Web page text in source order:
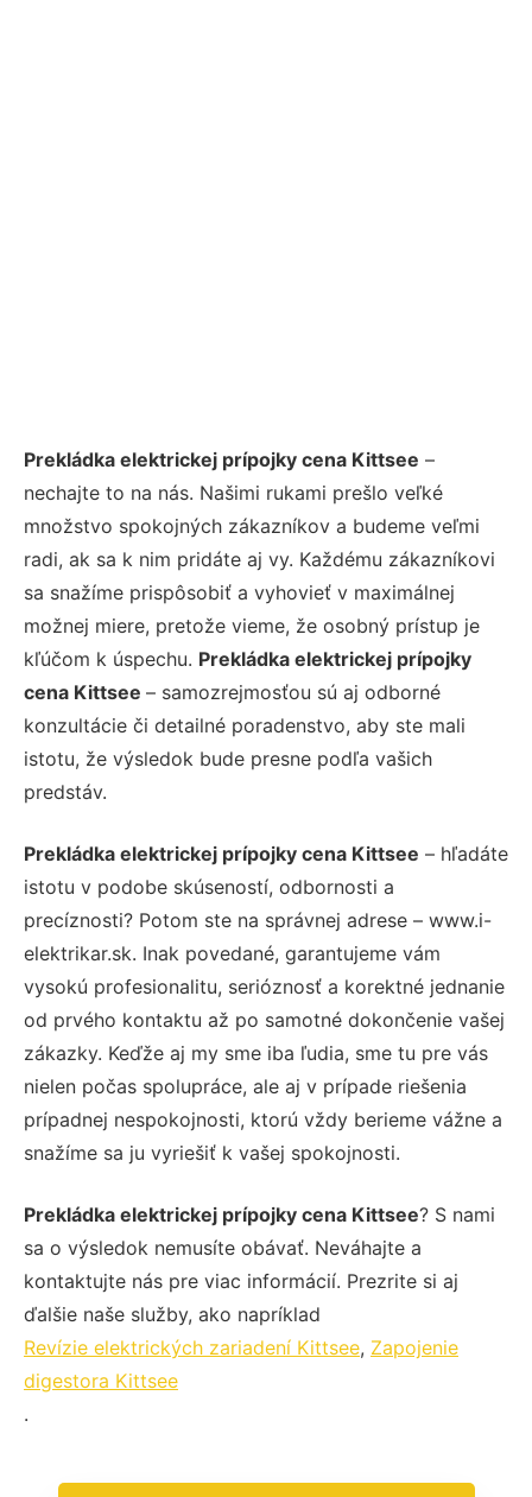
Prekládka elektrickej prípojky cena Kittsee –
nechajte to na nás. Našimi rukami prešlo veľké
množstvo spokojných zákazníkov a budeme veľmi
radi, ak sa k nim pridáte aj vy. Každému zákazníkovi
sa snažíme prispôsobiť a vyhovieť v maximálnej
možnej miere, pretože vieme, že osobný prístup je
kľúčom k úspechu. Prekládka elektrickej prípojky
cena Kittsee – samozrejmosťou sú aj odborné
konzultácie či detailné poradenstvo, aby ste mali
istotu, že výsledok bude presne podľa vašich
predstáv.
Prekládka elektrickej prípojky cena Kittsee – hľadáte
istotu v podobe skúseností, odbornosti a
precíznosti? Potom ste na správnej adrese – www.i-
elektrikar.sk. Inak povedané, garantujeme vám
vysokú profesionalitu, serióznosť a korektné jednanie
od prvého kontaktu až po samotné dokončenie vašej
zákazky. Keďže aj my sme iba ľudia, sme tu pre vás
nielen počas spolupráce, ale aj v prípade riešenia
prípadnej nespokojnosti, ktorú vždy berieme vážne a
snažíme sa ju vyriešiť k vašej spokojnosti.
Prekládka elektrickej prípojky cena Kittsee? S nami
sa o výsledok nemusíte obávať. Neváhajte a
kontaktujte nás pre viac informácií. Prezrite si aj
ďalšie naše služby, ako napríklad
Revízie elektrických zariadení Kittsee, Zapojenie
digestora Kittsee
.